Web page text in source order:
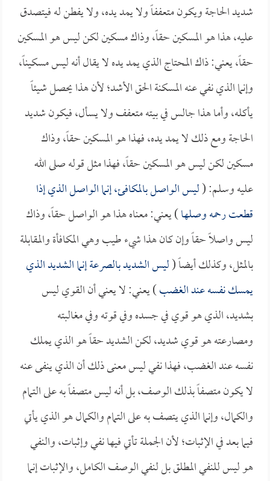
شديد الحاجة ويكون متعففاً ولا يمد يده، ولا يفطن له فيتصدق
عليه، هذا هو المسكين حقاً، وذاك مسكين لكن ليس هو المسكين
حقاً، يعني: ذاك المحتاج الذي يمد يده لا يقال أنه ليس مسكيناً،
وإنما الذي نفي عنه المسكنة الحق الأشد؛ لأن هذا يحصل شيئاً
يأكله، وأما هذا جالس في بيته متعفف ولا يسأل، فيكون شديد
الحاجة ومع ذلك لا يمد يده، فهذا هو المسكين حقاً، وذاك
مسكين لكن ليس هو المسكين حقاً، فهذا مثل قوله صلى الله
عليه وسلم: (ليس الواصل بالمكافئ، إنما الواصل الذي إذا
قطعت رحمه وصلها) يعني: معناه هذا هو الواصل حقاً، وذاك
ليس واصلاً حقاً وإن كان هذا شيء طيب وهي المكافأة والمقابلة
بالمثل، وكذلك أيضاً (ليس الشديد بالصرعة إنما الشديد الذي
يمسك نفسه عند الغضب) يعني: لا يعني أن القوي ليس
بشديد، الذي هو قوي في جسده وفي قوته وفي مغالبته
ومصارعته هو قوي شديد، لكن الشديد حقاً هو الذي يملك
نفسه عند الغضب، فهذا نفي ليس معنى ذلك أن الذي ينفى عنه
لا يكون متصفاً بذلك الوصف، بل أنه ليس متصفاً به على التمام
والكمال، وإنما الذي يتصف به على التمام والكمال هو الذي يأتي
فيما بعد في الإثبات؛ لأن الجملة تأتي فيها نفي وإثبات، والنفي
هو ليس للنفي المطلق بل لنفي الوصف الكامل، والإثبات إنما